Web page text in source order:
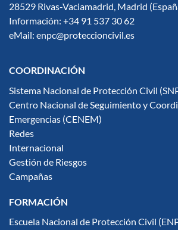
28529 Rivas-Vaciamadrid, Madrid
Información: +34 91 537 30 62
eMail: enpc@proteccioncivil.es
COORDINACIÓN
Sistema Nacional de Protección Civil
Centro Nacional de Seguimiento y
Emergencias (CENEM)
Redes
Internacional
Gestión de Riesgos
Campañas
FORMACIÓN
Escuela Nacional de Protección Civil